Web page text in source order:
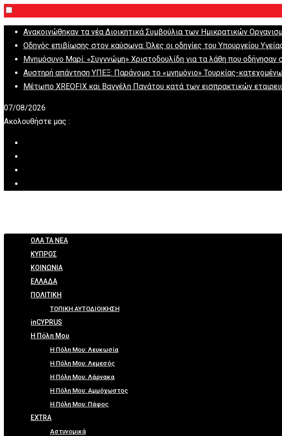
Ανακοινώθηκαν τα νέα Διοικητικά Συμβούλια των Ημικρατικών
Οδηγός επιβίωσης στον καύσωνα: Όλες οι οδηγίες του Υπουργείου
Μνημόσυνο Μαρί: «Συγγνώμη» Χριστοδουλίδη για τα λάθη που οδήγησαν
Αυστηρή απάντηση ΥΠΕΞ: Παράνομο το «μνημόνιο» Τουρκίας-
Μέτωπο XREOFIX και Βαγγέλη Πανάτου κατά των εισπρακτικών
07/08/2026
Ακολουθήστε μας :
ΟΛΑ ΤΑ ΝΕΑ
ΚΥΠΡΟΣ
ΚΟΙΝΩΝΙΑ
ΕΛΛΑΔΑ
ΠΟΛΙΤΙΚΗ
ΤΟΠΙΚΗ ΑΥΤΟΔΙΟΙΚΗΣΗ
inCYPRUS
Η Πόλη Μου
Η Πόλη Μου: Λευκωσία
Η Πόλη Μου: Λεμεσός
Η Πόλη Μου: Λάρνακα
Η Πόλη Μου: Αμμόχωστος
Η Πόλη Μου: Πάφος
EXTRA
Αστυνομικά